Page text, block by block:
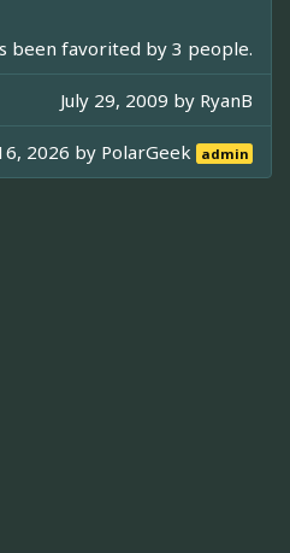
been favorited by 3 people.
July 29, 2009 by RyanB
2026 by PolarGeek admin